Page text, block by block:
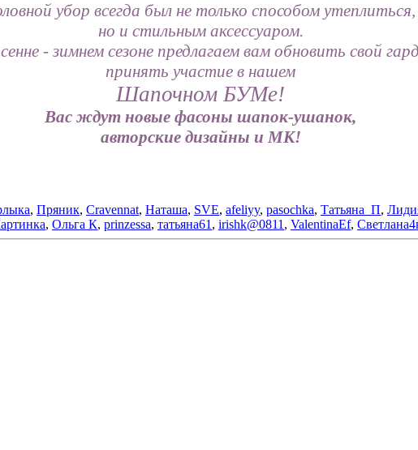
убор всегда был не только способом утеплиться,
но и стильным аксессуаром.
- зимнем сезоне предлагаем вам обновить свой
принять участие в нашем
Шапочном БУМе!
Вас ждут новые фасоны шапок-ушанок,
авторские дизайны и МК!
, Пряник, Cravennat, Наташа, SVE, afeliyy, pasochka, Татьяна_П,
, Ольга К, prinzessa, татьяна61 , irishk@0811 , ValentinaEf,